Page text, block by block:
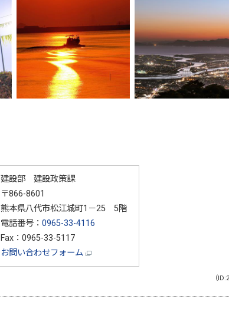
建設部 建設政策課
〒866-8601
熊本県八代市松江城町1－25 5階
電話番号： 0965-33-4116
Fax：0965-33-5117
お問い合わせフォーム
（